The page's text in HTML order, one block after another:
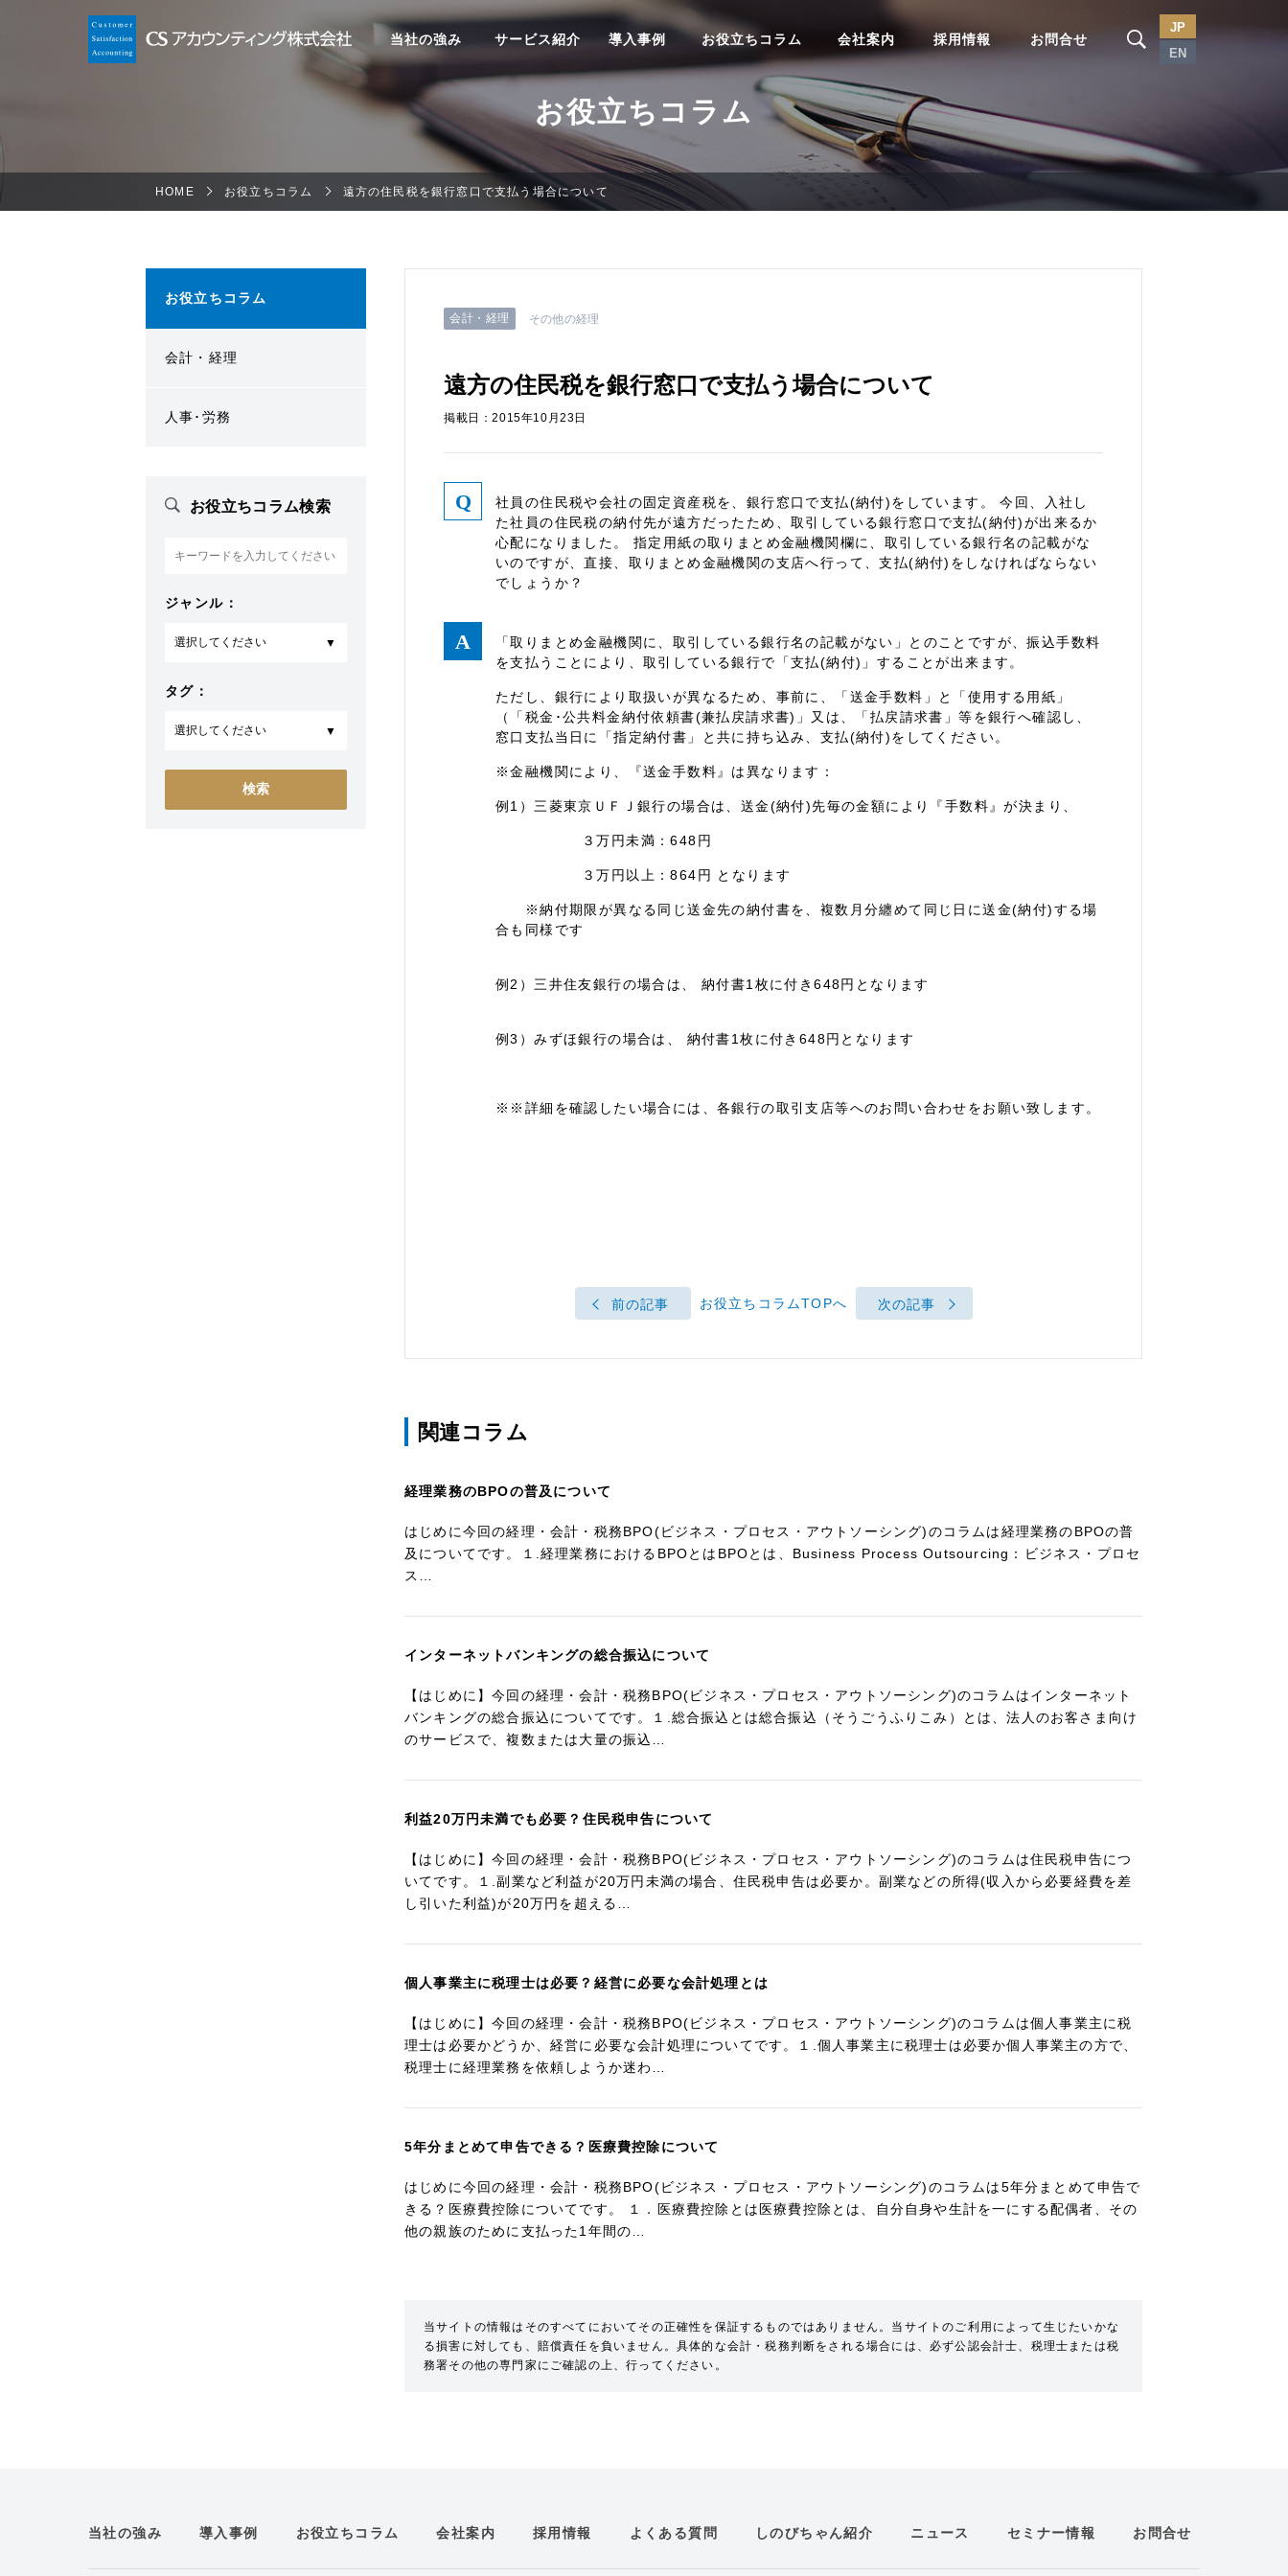
当社の強み サービス紹介 導入事例 お役立ちコラム 会社案内 採用情報 お問合せ
JP
EN
お役立ちコラム
HOME お役立ちコラム 遠方の住民税を銀行窓口で支払う場合について
お役立ちコラム
会計・経理
人事･労務
お役立ちコラム検索
ジャンル：
タグ：
会計・経理 その他の経理
遠方の住民税を銀行窓口で支払う場合について
掲載日：2015年10月23日
社員の住民税や会社の固定資産税を、銀行窓口で支払(納付)をしています。 今回、入社し
た社員の住民税の納付先が遠方だったため、取引している銀行窓口で支払(納付)が出来るか
心配になりました。 指定用紙の取りまとめ金融機関欄に、取引している銀行名の記載がな
いのですが、直接、取りまとめ金融機関の支店へ行って、支払(納付)をしなければならない
でしょうか？
「取りまとめ金融機関に、取引している銀行名の記載がない」とのことですが、振込手数料
を支払うことにより、取引している銀行で「支払(納付)」することが出来ます。
ただし、銀行により取扱いが異なるため、事前に、「送金手数料」と「使用する用紙」
（「税金･公共料金納付依頼書(兼払戻請求書)」又は、「払戻請求書」等を銀行へ確認し、
窓口支払当日に「指定納付書」と共に持ち込み、支払(納付)をしてください。
※金融機関により、『送金手数料』は異なります：
例1）三菱東京ＵＦＪ銀行の場合は、送金(納付)先毎の金額により『手数料』が決まり、
３万円未満：648円
３万円以上：864円 となります
※納付期限が異なる同じ送金先の納付書を、複数月分纏めて同じ日に送金(納付)する場
合も同様です
例2）三井住友銀行の場合は、 納付書1枚に付き648円となります
例3）みずほ銀行の場合は、 納付書1枚に付き648円となります
※※詳細を確認したい場合には、各銀行の取引支店等へのお問い合わせをお願い致します。
前の記事 お役立ちコラムTOPへ 次の記事
関連コラム
経理業務のBPOの普及について
はじめに今回の経理・会計・税務BPO(ビジネス・プロセス・アウトソーシング)のコラムは経理業務のBPOの普
及についてです。１.経理業務におけるBPOとはBPOとは、Business Process Outsourcing：ビジネス・プロセ
ス…
インターネットバンキングの総合振込について
【はじめに】今回の経理・会計・税務BPO(ビジネス・プロセス・アウトソーシング)のコラムはインターネット
バンキングの総合振込についてです。１.総合振込とは総合振込（そうごうふりこみ）とは、法人のお客さま向け
のサービスで、複数または大量の振込…
利益20万円未満でも必要？住民税申告について
【はじめに】今回の経理・会計・税務BPO(ビジネス・プロセス・アウトソーシング)のコラムは住民税申告につ
いてです。１.副業など利益が20万円未満の場合、住民税申告は必要か。副業などの所得(収入から必要経費を差
し引いた利益)が20万円を超える…
個人事業主に税理士は必要？経営に必要な会計処理とは
【はじめに】今回の経理・会計・税務BPO(ビジネス・プロセス・アウトソーシング)のコラムは個人事業主に税
理士は必要かどうか、経営に必要な会計処理についてです。１.個人事業主に税理士は必要か個人事業主の方で、
税理士に経理業務を依頼しようか迷わ…
5年分まとめて申告できる？医療費控除について
はじめに今回の経理・会計・税務BPO(ビジネス・プロセス・アウトソーシング)のコラムは5年分まとめて申告で
きる？医療費控除についてです。 １．医療費控除とは医療費控除とは、自分自身や生計を一にする配偶者、その
他の親族のために支払った1年間の…
当サイトの情報はそのすべてにおいてその正確性を保証するものではありません。当サイトのご利用によって生じたいかな
る損害に対しても、賠償責任を負いません。具体的な会計・税務判断をされる場合には、必ず公認会計士、税理士または税
務署その他の専門家にご確認の上、行ってください。
当社の強み 導入事例 お役立ちコラム 会社案内 採用情報 よくある質問 しのびちゃん紹介 ニュース セミナー情報 お問合せ